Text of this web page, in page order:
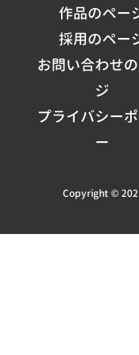
作品のペー
採用のペー
お問い合わせ
ジ
プライバシー
ー
Copyright ©